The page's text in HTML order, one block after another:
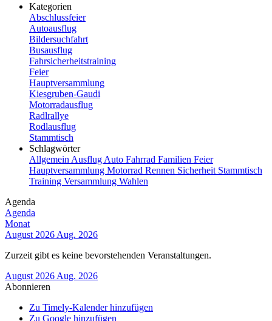
Kategorien
Abschlussfeier
Autoausflug
Bildersuchfahrt
Busausflug
Fahrsicherheitstraining
Feier
Hauptversammlung
Kiesgruben-Gaudi
Motorradausflug
Radlrallye
Rodlausflug
Stammtisch
Schlagwörter
Allgemein Ausflug Auto Fahrrad Familien Feier
Hauptversammlung Motorrad Rennen Sicherheit Stammtisch
Training Versammlung Wahlen
Agenda
Agenda
Monat
August 2026 Aug. 2026
Zurzeit gibt es keine bevorstehenden Veranstaltungen.
August 2026 Aug. 2026
Abonnieren
Zu Timely-Kalender hinzufügen
Zu Google hinzufügen